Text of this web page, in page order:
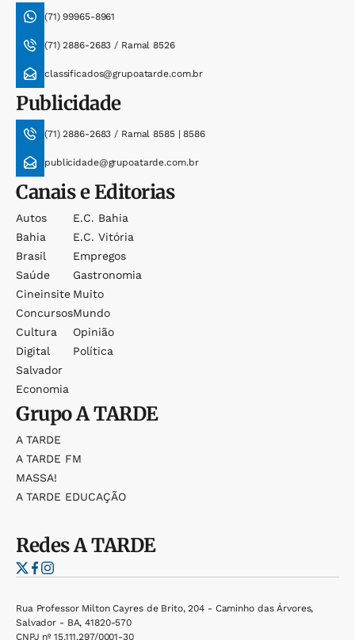
(71) 99965-8961
(71) 2886-2683 / Ramal 8526
classificados@grupoatarde.com.br
Publicidade
(71) 2886-2683 / Ramal 8585 | 8586
publicidade@grupoatarde.com.br
Canais e Editorias
Autos
Bahia
Brasil
Saúde
Cineinsite
Concursos
Cultura
Digital
Salvador
Economia
E.c. Bahia
E.c. Vitória
Empregos
Gastronomia
Muito
Mundo
Opinião
Política
GrupoA TARDE
A TARDE
A TARDE FM
MASSA!
A TARDE EDUCAÇÃO
RedesA TARDE
Rua Professor Milton Cayres de Brito, 204 - Caminho das Árvores,
Salvador - BA, 41820-570
CNPJ nº 15.111.297/0001-30